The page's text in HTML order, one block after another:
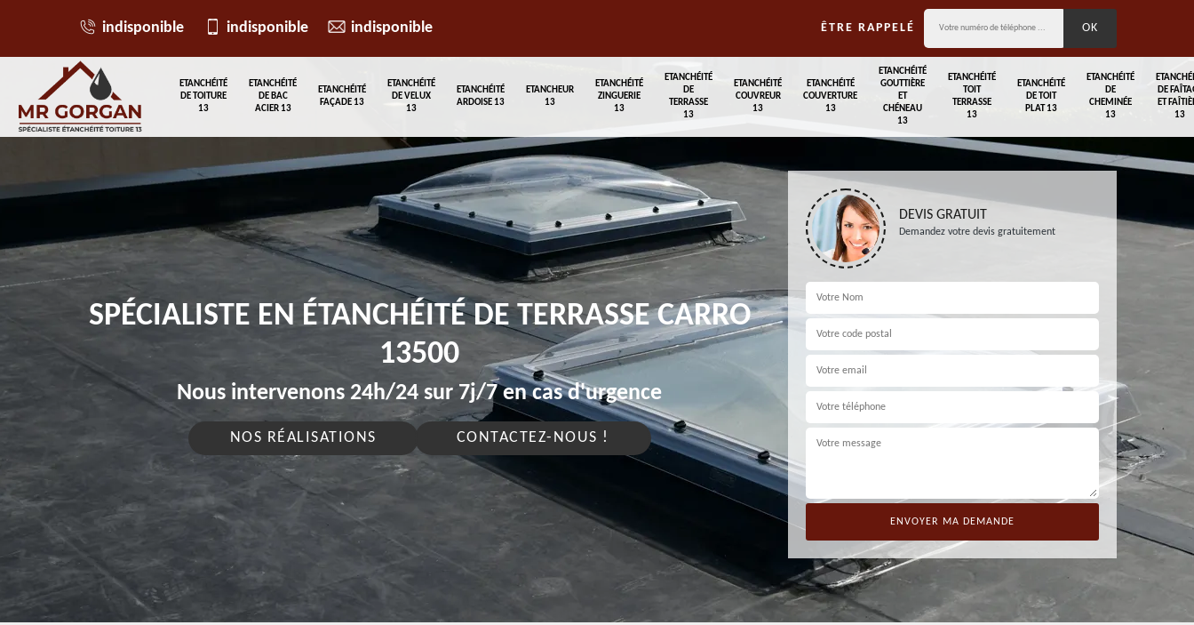
indisponible indisponible indisponible ÊTRE RAPPELÉ
ETANCHÉITÉ
DE TOITURE
13
ETANCHÉITÉ
DE BAC
ACIER 13
ETANCHÉITÉ
FAÇADE 13
ETANCHÉITÉ
DE VELUX
13
ETANCHÉITÉ
ARDOISE 13
ETANCHEUR
13
ETANCHÉITÉ
ZINGUERIE
13
ETANCHÉITÉ
DE
TERRASSE
13
ETANCHÉITÉ
COUVREUR
13
ETANCHÉITÉ
COUVERTURE
13
ETANCHÉITÉ
GOUTTIÈRE
ET
CHÉNEAU
13
ETANCHÉITÉ
TOIT
TERRASSE
13
ETANCHÉITÉ
DE TOIT
PLAT 13
ETANCHÉITÉ
DE
CHEMINÉE
13
DE
ET
13
SPÉCIALISTE EN ÉTANCHÉITÉ DE TERRASSE CARRO
13500
Nous intervenons 24h/24 sur 7j/7 en cas d'urgence
NOS RÉALISATIONS CONTACTEZ-NOUS !
DEVIS GRATUIT
Demandez votre devis gratuitement